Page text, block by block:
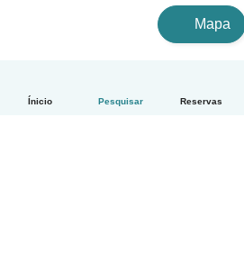
Ínicio Pesquisar Reservas
Mapa